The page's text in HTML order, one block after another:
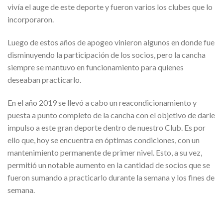
vivía el auge de este deporte y fueron varios los clubes que lo
incorporaron.
Luego de estos años de apogeo vinieron algunos en donde fue
disminuyendo la participación de los socios, pero la cancha
siempre se mantuvo en funcionamiento para quienes
deseaban practicarlo.
En el año 2019 se llevó a cabo un reacondicionamiento y
puesta a punto completo de la cancha con el objetivo de darle
impulso a este gran deporte dentro de nuestro Club. Es por
ello que, hoy se encuentra en óptimas condiciones, con un
mantenimiento permanente de primer nivel. Esto, a su vez,
permitió un notable aumento en la cantidad de socios que se
fueron sumando a practicarlo durante la semana y los fines de
semana.